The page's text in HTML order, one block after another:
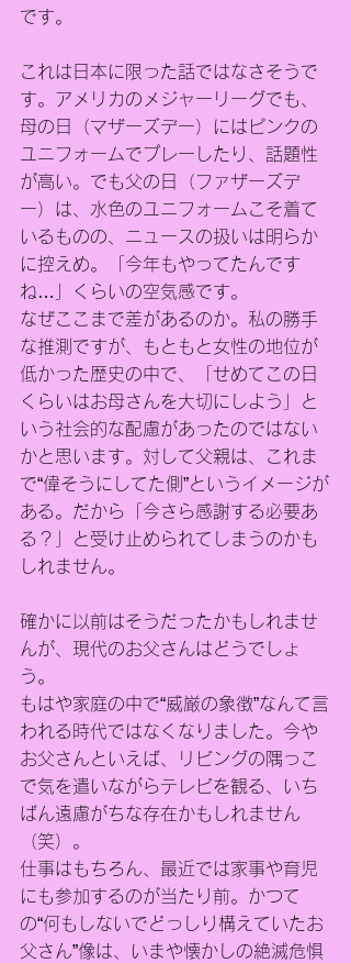
です。
これは日本に限った話ではなさそうで
す。アメリカのメジャーリーグでも、
母の日（マザーズデー）にはピンクの
ユニフォームでプレーしたり、話題性
が高い。でも父の日（ファザーズデ
ー）は、水色のユニフォームこそ着て
いるものの、ニュースの扱いは明らか
に控えめ。「今年もやってたんです
ね…」くらいの空気感です。
なぜここまで差があるのか。私の勝手
な推測ですが、もともと女性の地位が
低かった歴史の中で、「せめてこの日
くらいはお母さんを大切にしよう」と
いう社会的な配慮があったのではない
かと思います。対して父親は、これま
で“偉そうにしてた側”というイメージが
ある。だから「今さら感謝する必要あ
る？」と受け止められてしまうのかも
しれません。
確かに以前はそうだったかもしれませ
んが、現代のお父さんはどうでしょ
う。
もはや家庭の中で“威厳の象徴”なんて言
われる時代ではなくなりました。今や
お父さんといえば、リビングの隅っこ
で気を遣いながらテレビを観る、いち
ばん遠慮がちな存在かもしれません
（笑）。
仕事はもちろん、最近では家事や育児
にも参加するのが当たり前。かつて
の“何もしないでどっしり構えていたお
父さん”像は、いまや懐かしの絶滅危惧